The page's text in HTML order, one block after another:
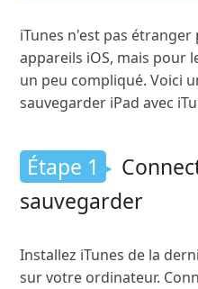
iTunes n'est pas
appareils iOS, mais pour
un peu compliqué. Voici
sauvegarder iPad avec
Étape 1
sauvegarder
Installez iTunes de la
sur votre ordinateur.